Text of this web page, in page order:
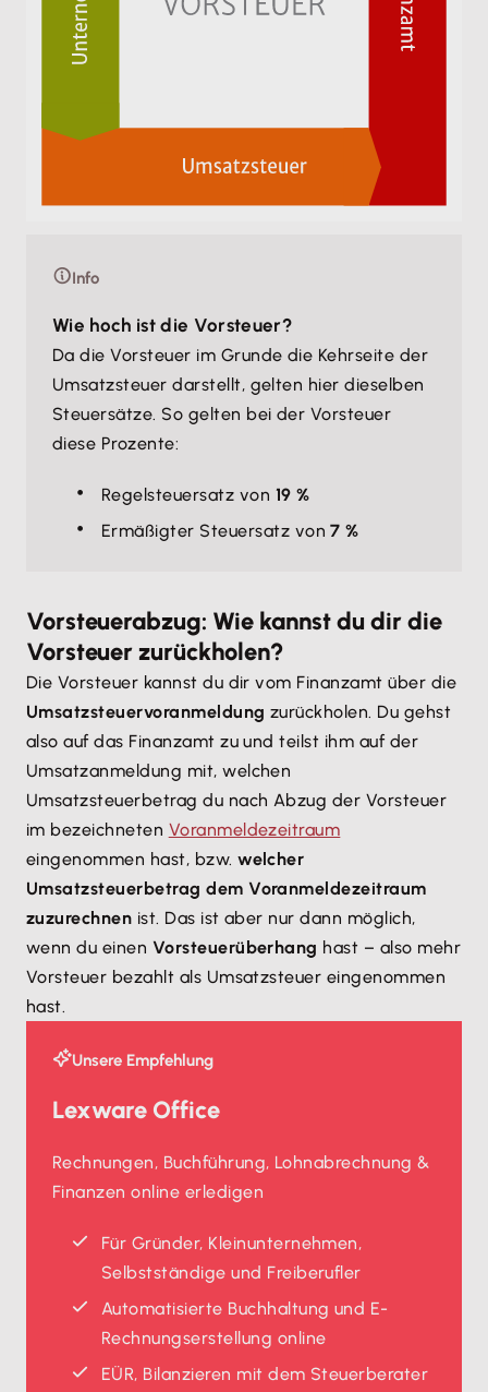
Info
Wie hoch ist die Vorsteuer?
Da die Vorsteuer im Grunde die Kehrseite der
Umsatzsteuer darstellt, gelten hier dieselben
Steuersätze. So gelten bei der Vorsteuer
diese Prozente:
Regelsteuersatz von 19 %
Ermäßigter Steuersatz von7 %
Vorsteuerabzug: Wie kannst du dir die
Vorsteuer zurückholen?
Die Vorsteuer kannst du dir vom Finanzamt über die
Umsatzsteuervoranmeldung zurückholen. Du gehst
also auf das Finanzamt zu und teilst ihm auf der
Umsatzanmeldung mit, welchen
Umsatzsteuerbetrag du nach Abzug der Vorsteuer
im bezeichneten Voranmeldezeitraum
eingenommen hast, bzw.welcher
Umsatzsteuerbetrag dem Voranmeldezeitraum
zuzurechnen ist. Das ist aber nur dann möglich,
wenn du einen Vorsteuerüberhang hast – also mehr
Vorsteuer bezahlt als Umsatzsteuer eingenommen
hast.
Unsere Empfehlung
Lexware Office
Rechnungen, Buchführung, Lohnabrechnung &
Finanzen online erledigen
Für Gründer, Kleinunternehmen,
Selbstständige und Freiberufler
Automatisierte Buchhaltung und E-
Rechnungserstellung online
EÜR, Bilanzieren mit dem Steuerberater